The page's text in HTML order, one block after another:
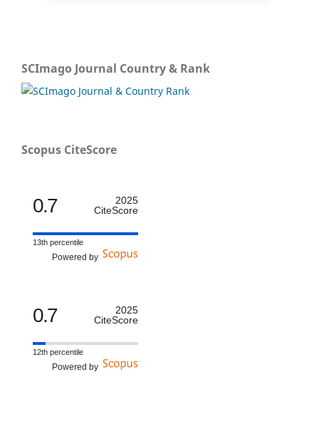
SCImago Journal Country & Rank
Scopus CiteScore
0.7
2025
CiteScore
13th percentile
Powered by
0.7
2025
CiteScore
12th percentile
Powered by